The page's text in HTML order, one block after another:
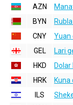
AZN
BYN
CNY
Yuan
GEL
Lari
HKD
Dolar
HRK
Kuna
ILS